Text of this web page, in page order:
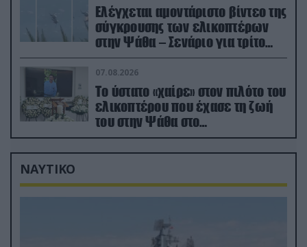
Ελέγχεται αμοντάριστο βίντεο της
σύγκρουσης των ελικοπτέρων
στην Ψάθα – Σενάριο για τρίτο
ελικόπτερο
07.08.2026
Το ύστατο «χαίρε» στον πιλότο του
ελικοπτέρου που έχασε τη ζωή
του στην Ψάθα στο
αποτεφρωτήριο Ριτσώνας
ΝΑΥΤΙΚΟ